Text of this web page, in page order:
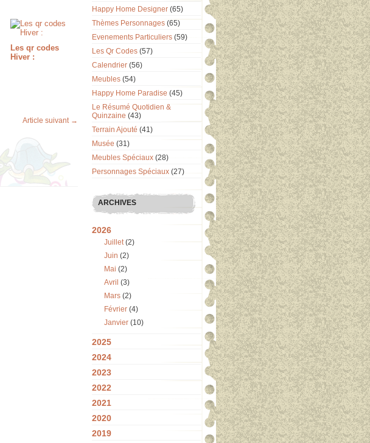
Les qr codes
Hiver :
Article suivant →
Happy Home Designer (65)
Thèmes Personnages (65)
Evenements Particuliers (59)
Les Qr Codes (57)
Calendrier (56)
Meubles (54)
Happy Home Paradise (45)
Le Résumé Quotidien &
Quinzaine (43)
Terrain Ajouté (41)
Musée (31)
Meubles Spéciaux (28)
Personnages Spéciaux (27)
ARCHIVES
2026
Juillet(2)
Juin (2)
Mai (2)
Avril (3)
Mars (2)
Février (4)
Janvier (10)
2025
2024
2023
2022
2021
2020
2019